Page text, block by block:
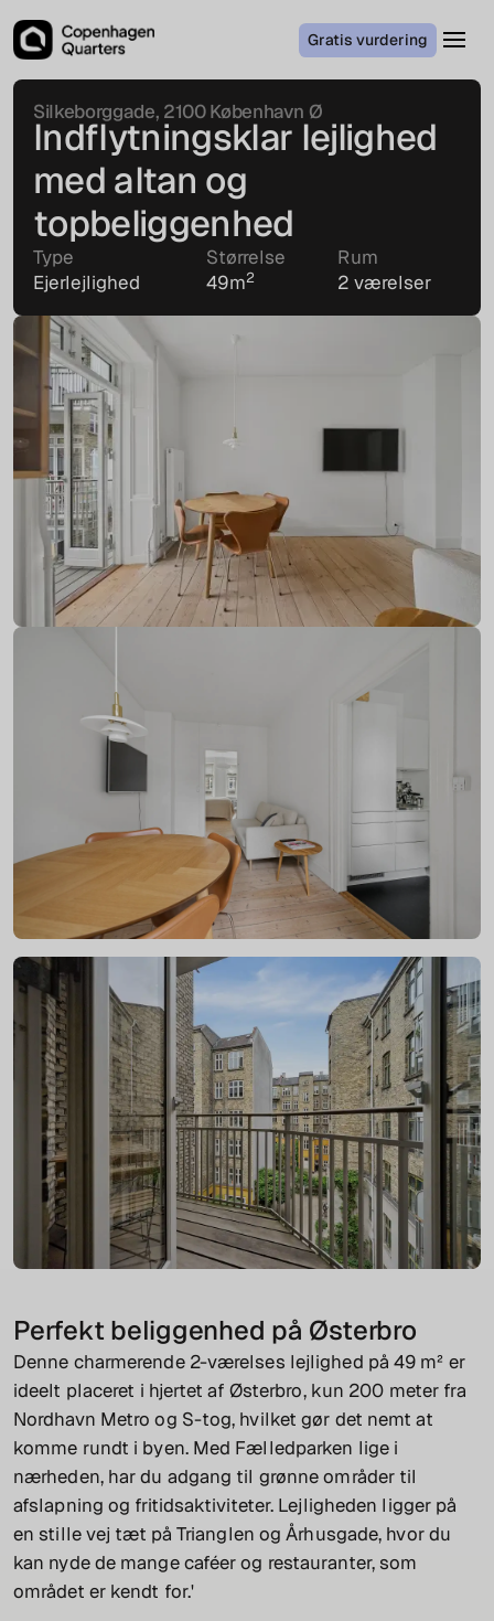
Gratis vurdering
Silkeborggade, 2100 København Ø
Indflytningsklar lejlighed
med altan og
topbeliggenhed
Type
Ejerlejlighed
Størrelse
49m2
Rum
2 værelser
Perfekt beliggenhed på Østerbro
Denne charmerende 2-værelses lejlighed på 49 m² er
ideelt placeret i hjertet af Østerbro, kun 200 meter fra
Nordhavn Metro og S-tog, hvilket gør det nemt at
komme rundt i byen. Med Fælledparken lige i
nærheden, har du adgang til grønne områder til
afslapning og fritidsaktiviteter. Lejligheden ligger på
en stille vej tæt på Trianglen og Århusgade, hvor du
kan nyde de mange caféer og restauranter, som
området er kendt for.'